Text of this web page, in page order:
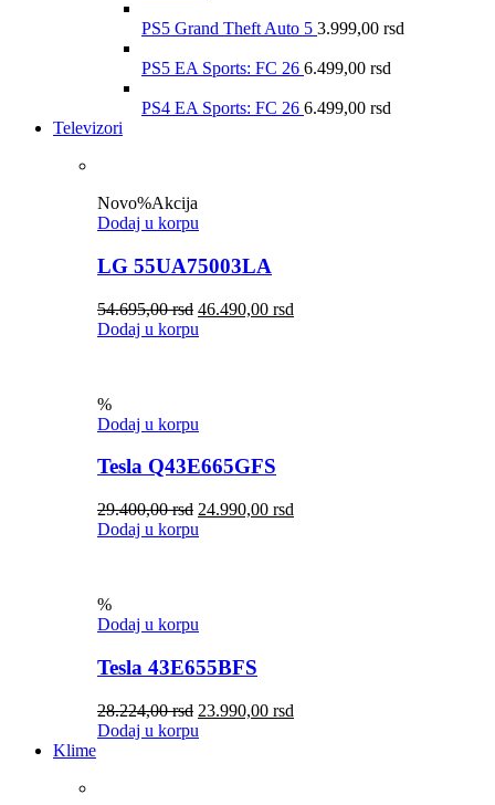
PS5 Grand Theft Auto 5 3.999,00 rsd
PS5 EA Sports: FC 26 6.499,00 rsd
PS4 EA Sports: FC 26 6.499,00 rsd
Televizori
Novo%Akcija
Dodaj u korpu
LG 55UA75003LA
54.695,00rsd 46.490,00 rsd
Dodaj u korpu
%
Dodaj u korpu
Tesla Q43E665GFS
29.400,00rsd 24.990,00 rsd
Dodaj u korpu
%
Dodaj u korpu
Tesla 43E655BFS
28.224,00rsd 23.990,00 rsd
Dodaj u korpu
Klime